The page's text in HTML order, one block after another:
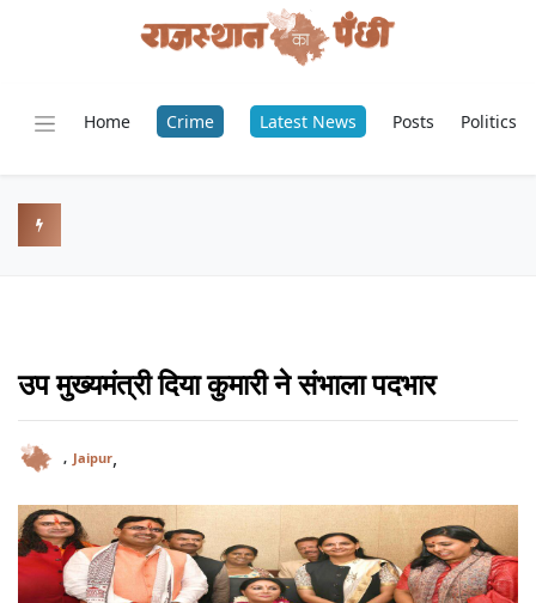
Home Crime Latest News Posts Politics
उप मुख्यमंत्री दिया कुमारी ने संभाला पदभार
, Jaipur,